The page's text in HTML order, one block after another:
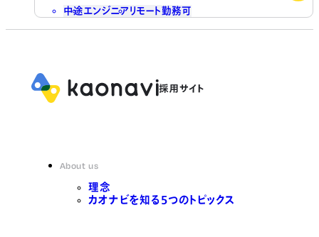
中途エンジニア リモート勤務可
About us
理念
カオナビを知る5つのトピックス